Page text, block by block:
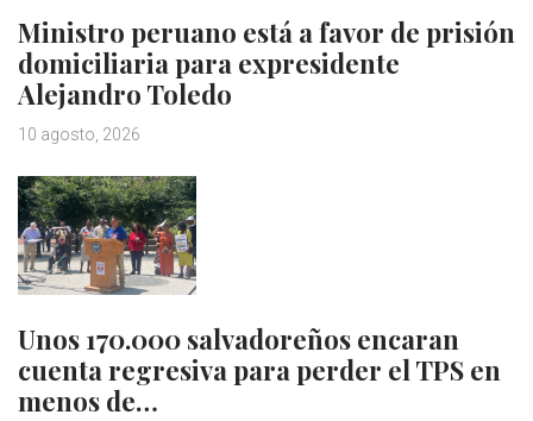
Ministro peruano está a favor de prisión
domiciliaria para expresidente
Alejandro Toledo
10 agosto, 2026
Unos 170.000 salvadoreños encaran
cuenta regresiva para perder el TPS en
menos de…